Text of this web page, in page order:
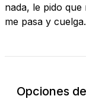
nada, le pido
me pasa y
Opciones